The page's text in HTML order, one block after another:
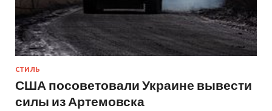
СТИЛЬ
США посоветовали Украине вывести
силы из Артемовска